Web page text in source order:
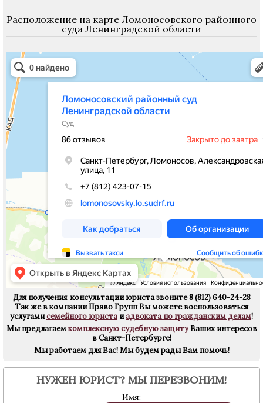
Расположение на карте Ломоносовского районного
суда Ленинградской области
Для получения консультации юриста звоните 8 (812) 640-24-28
Так же в компании Право Групп Вы можете воспользоваться
услугамисемейного юриста иадвоката по гражданским делам!
Мы предлагаемкомплексную судебную защитуВаших интересов
в Санкт-Петербурге!
Мы работаем для Вас! Мы будем рады Вам помочь!
НУЖЕН ЮРИСТ? МЫ ПЕРЕЗВОНИМ!
Имя: